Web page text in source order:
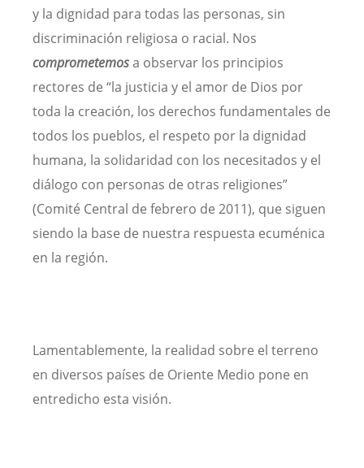
y la dignidad para todas las personas, sin
discriminación religiosa o racial. Nos
comprometemosa observar los principios
rectores de “la justicia y el amor de Dios por
toda la creación, los derechos fundamentales de
todos los pueblos, el respeto por la dignidad
humana, la solidaridad con los necesitados y el
diálogo con personas de otras religiones”
(Comité Central de febrero de 2011), que siguen
siendo la base de nuestra respuesta ecuménica
en la región.
Lamentablemente, la realidad sobre el terreno
en diversos países de Oriente Medio pone en
entredicho esta visión.